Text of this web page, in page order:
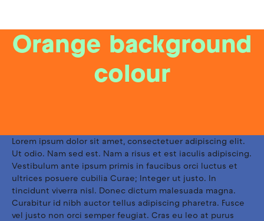
Orange background
colour
Lorem ipsum dolor sit amet, consectetuer adipiscing elit.
Ut odio. Nam sed est. Nam a risus et est iaculis adipiscing.
Vestibulum ante ipsum primis in faucibus orci luctus et
ultrices posuere cubilia Curae; Integer ut justo. In
tincidunt viverra nisl. Donec dictum malesuada magna.
Curabitur id nibh auctor tellus adipiscing pharetra. Fusce
vel justo non orci semper feugiat. Cras eu leo at purus